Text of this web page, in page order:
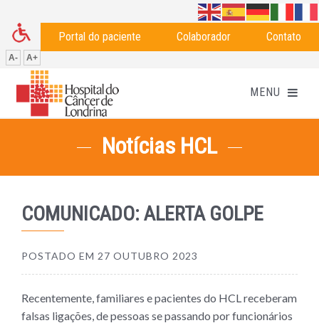
Portal do paciente Colaborador Contato
A- A+
Notícias HCL
COMUNICADO: ALERTA GOLPE
POSTADO EM 27 OUTUBRO 2023
Recentemente, familiares e pacientes do HCL receberam
falsas ligações, de pessoas se passando por funcionários